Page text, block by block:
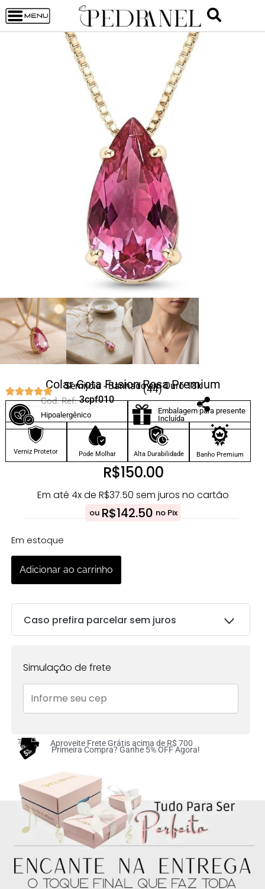
Colar Gota Fusion Rosa Premium
Semijoia - Banhado em Ouro 18k
(44)
Cod. Ref: 3cpf010
Hipoalergênico
Embalagem para presente
Incluída
Verniz Protetor Pode Molhar Alta Durabilidade Banho Premium
R$150.00
Em até 4x de R$37.50 sem juros no cartão
ou R$142.50 no Pix
Em estoque
Adicionar ao carrinho
Caso prefira parcelar sem juros
1x deR$150.00sem
juros no cartão
R$150.00
juros no cartão
juros no cartão
4x deR$37.50sem
juros no cartão
R$150.00
Simulação de frete
Aproveite Frete Grátis acima de R$ 700
Primeira Compra? Ganhe 5% OFF Agora!